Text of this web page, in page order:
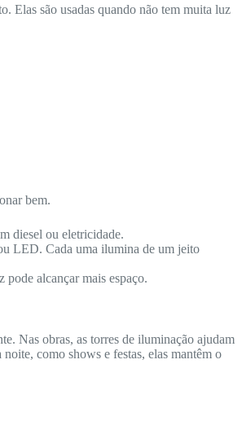
Elas são usadas quando não tem muita luz
bem.
diesel ou eletricidade.
LED. Cada uma ilumina de um jeito
pode alcançar mais espaço.
Nas obras, as torres de iluminação ajudam
como shows e festas, elas mantêm o